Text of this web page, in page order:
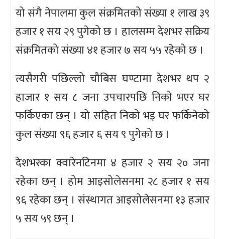
यो संगै नेपालमा कुल संक्रमितको संख्या १ लाख ३९
हजार १ सय २९ पुगेको छ । हालसम्म देशभर सक्रिय
संक्रमितको संख्या ४१ हजार ७ सय ५५ रहेको छ ।
त्यसैगरी पछिल्लो चौबिस घण्टामा देशभर थप २
हाजार १ सय ८ जना उपचारपछि निको भएर घर
फर्किएका छन् । यो सहित निको भइ घर फर्किनेको
कुल संख्या ९६ हजार ६ सय ९ पुगेको छ ।
देशभरका क्वारेनटिनमा ४ हजार २ सय २० जना
रहेका छन् । होम आइसोलेसनमा २८ हजार १ सय
९६ रहेका छन् । संस्थागत आइसोलेसनमा १३ हजार
५ सय ५९ छन् ।